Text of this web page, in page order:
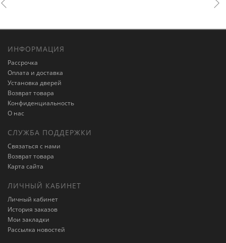
ИНФОРМАЦИЯ
Рассрочка
Оплата и доставка
Установка дверей
Возврат товара
Конфиденциальность
О нас
СЛУЖБА ПОДДЕРЖКИ
Связаться с нами
Возврат товара
Карта сайта
ЛИЧНЫЙ КАБИНЕТ
Личный кабинет
История заказов
Мои закладки
Рассылка новостей